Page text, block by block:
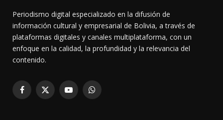
Periodismo digital especializado en la difusión de
información cultural y empresarial de Bolivia, a través de
plataformas digitales y canales multiplataforma, con un
enfoque en la calidad, la profundidad y la relevancia del
contenido.
Facebook
X
YouTubeWhatsApp